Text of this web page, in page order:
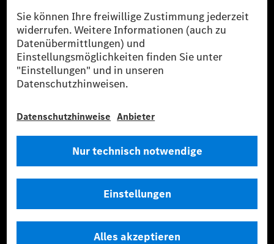
* Inkl. EKOenergy Ökolabel
* Die angegebenen Werte wurden nach dem vorgeschriebenen
Messverfahren WLTP (Worldwide harmonised Light vehicles Test
Procedure) ermittelt. Die angegebenen Spannweiten beziehen sich auf
den europäischen Markt. Der Energieverbrauch und der CO₂-Ausstoß
eines Pkw sind nicht nur von der effizienten Ausnutzung des Kraftstoffs
bzw. des Energieträgers durch den Pkw, sondern auch vom Fahrstil und
** Der Stromverbrauch wurde auf der Grundlage der VO 692/2008/EG
Fahrzeugkonfiguration.
*** Angaben zum Stromverbrauch und zur Reichweite sind vorläufig und
wurden intern nach Maßgabe der Zertifizierungsmethode „WLTP-
Typgenehmigung noch eine Konformitätsbescheinigung mit amtlichen